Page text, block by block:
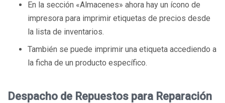
En la sección «Almacenes» ahora hay un ícono de
impresora para imprimir etiquetas de precios desde
la lista de inventarios.
También se puede imprimir una etiqueta accediendo a
la ficha de un producto específico.
Despacho de Repuestos para Reparación